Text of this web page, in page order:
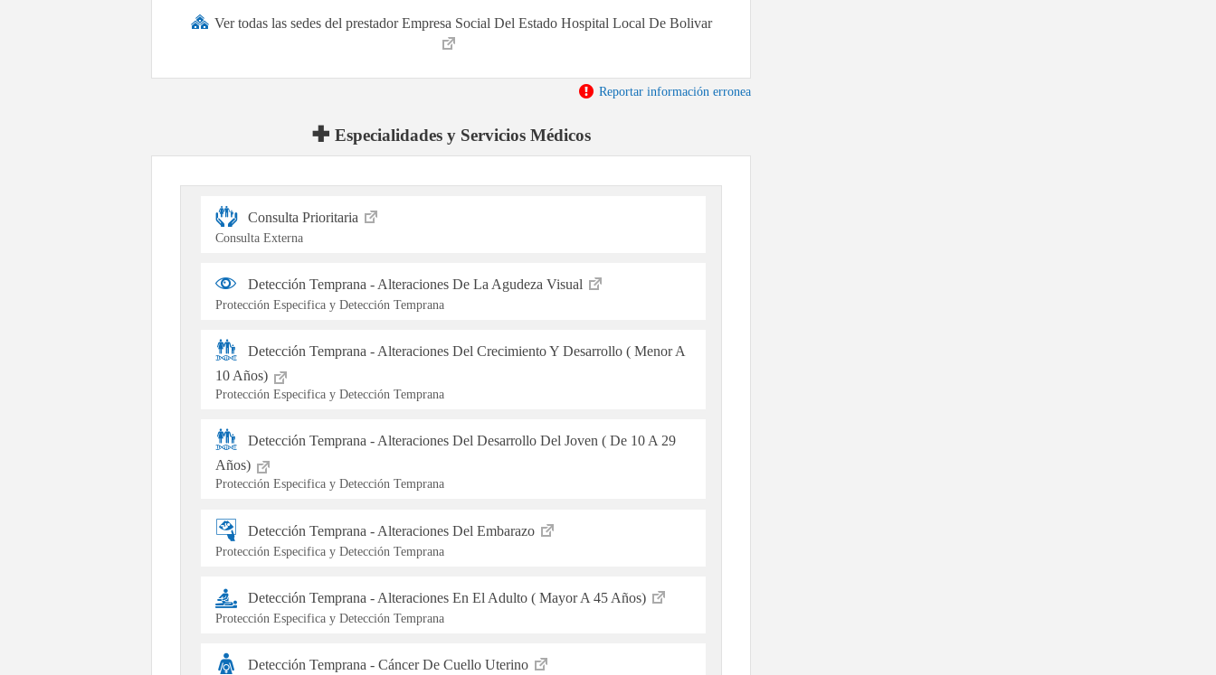
Ver todas las sedes del prestador Empresa Social Del Estado Hospital Local De Bolivar
Reportar información erronea
Especialidades y Servicios Médicos
Consulta Prioritaria
Consulta Externa
Detección Temprana - Alteraciones De La Agudeza Visual
Protección Especifica y Detección Temprana
Detección Temprana - Alteraciones Del Crecimiento Y Desarrollo ( Menor A
10 Años)
Protección Especifica y Detección Temprana
Detección Temprana - Alteraciones Del Desarrollo Del Joven ( De 10 A 29
Años)
Protección Especifica y Detección Temprana
Detección Temprana - Alteraciones Del Embarazo
Protección Especifica y Detección Temprana
Detección Temprana - Alteraciones En El Adulto ( Mayor A 45 Años)
Protección Especifica y Detección Temprana
Detección Temprana - Cáncer De Cuello Uterino